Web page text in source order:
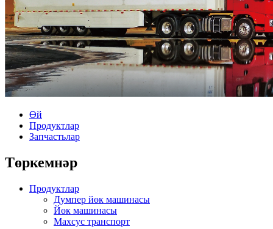
Өй
Продуктлар
Запчастьлар
Төркемнәр
Продуктлар
Думпер йөк машинасы
Йөк машинасы
Махсус транспорт